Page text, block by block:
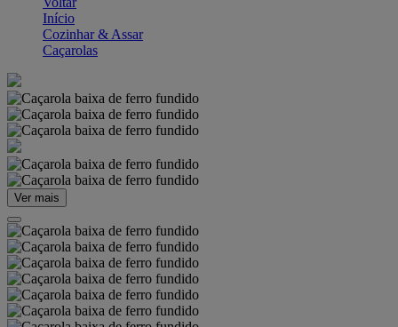
Início
Cozinhar & Assar
Caçarolas
Ver mais